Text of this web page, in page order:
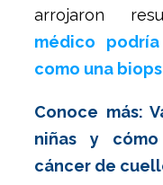
arrojaron
médico
como una
Conoce más:
niñas y
cáncer de